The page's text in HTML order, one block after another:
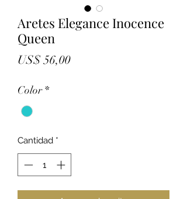
Aretes Elegance Inocence
Queen
US$ 56,00Precio
Color *
Cantidad *